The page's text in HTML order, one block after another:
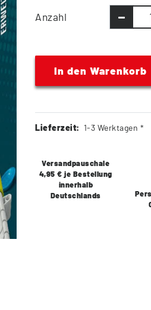
Anzahl
In den Warenkorb
Lieferzeit: 1-3 Werktagen *
Versandpauschale
4,95 € je Bestellung
innerhalb
Deutschlands